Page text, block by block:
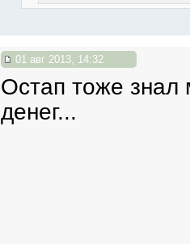
01 авг 2013, 14:32
Остап тоже знал
денег...